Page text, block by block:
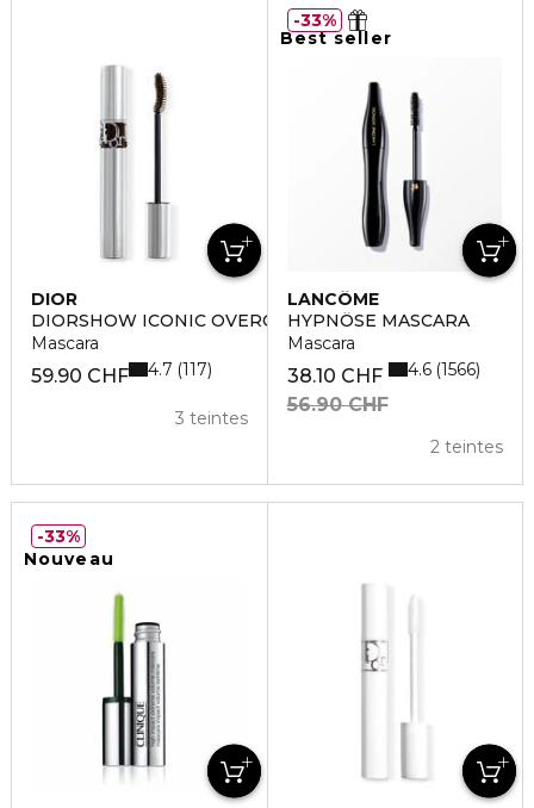
DIOR
DIORSHOW ICONIC OVERCURL
Mascara
59.90 CHF
3 teintes
4.7 117
Best seller
LANCÔME
HYPNÔSE MASCARA
Mascara
38.10 CHF
56.90 CHF
2 teintes
4.6 1566
33%
Nouveau
33%